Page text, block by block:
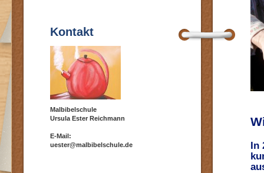
In
Kontakt
Malbibelschule
Ursula Ester Reichmann
E-Mail:
uester@malbibelschule.de